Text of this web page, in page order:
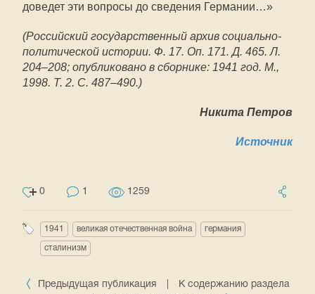
доведет эти вопросы до сведения Германии…»
(Российский государственный архив социально-
политической истории. Ф. 17. Оп. 171. Д. 465. Л.
204–208; опубликовано в сборнике: 1941 год. М.,
1998. Т. 2. С. 487–490.)
Никита Петров
Источник
0 1 1259
1941 великая отечественная война германия
сталинизм
Предыдущая публикация
К содержанию раздела